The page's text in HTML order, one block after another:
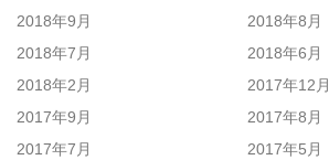
2018年9月
2018年8月
2018年7月
2018年6月
2018年2月
2017年12月
2017年9月
2017年8月
2017年7月
2017年5月